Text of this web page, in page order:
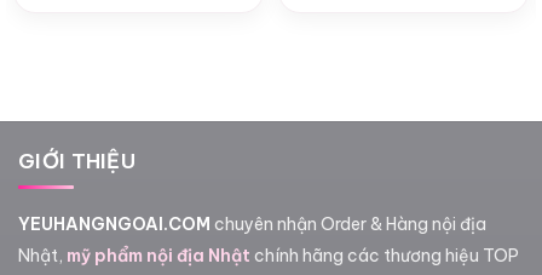
GIỚI THIỆU
YEUHANGNGOAI.COM chuyên nhận Order & Hàng nội địa
Nhật, mỹ phẩm nội địa Nhật chính hãng các thương hiệu TOP